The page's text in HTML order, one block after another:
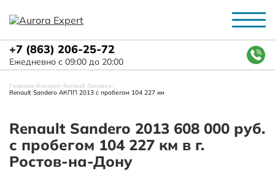
+7 (863) 206-25-72
Ежедневно с 09:00 до 20:00
Главная-Каталог-Renault-Sandero-
Renault Sandero АКПП 2013 с пробегом 104 227 км
Renault Sandero 2013 608 000 руб.
с пробегом 104 227 км в г.
Ростов-на-Дону